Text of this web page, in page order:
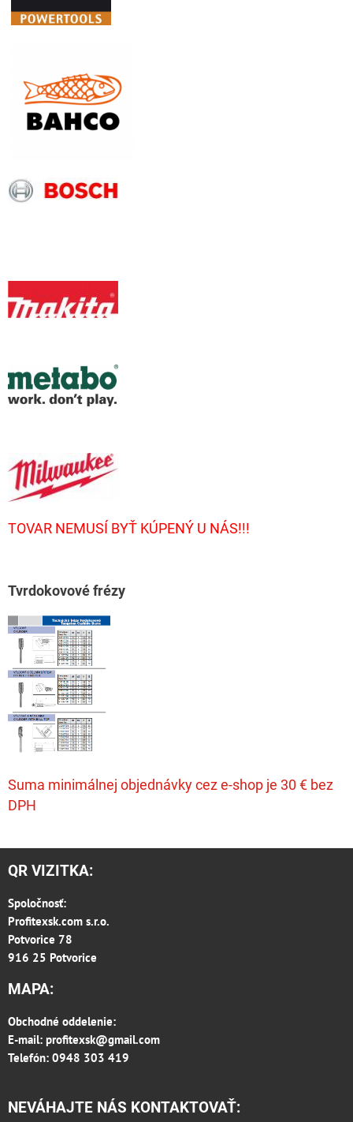
TOVAR NEMUSÍ BYŤ KÚPENÝ U NÁS!!!
Tvrdokovové frézy
Suma minimálnej objednávky cez e-shop je 30 € bez
DPH
QR VIZITKA:
Spoločnosť:
Profitexsk.com s.r.o.
Potvorice 78
916 25 Potvorice
MAPA:
Obchodné oddelenie:
E-mail: profitexsk@gmail.com
Telefón: 0948 303 419
NEVÁHAJTE NÁS KONTAKTOVAŤ: